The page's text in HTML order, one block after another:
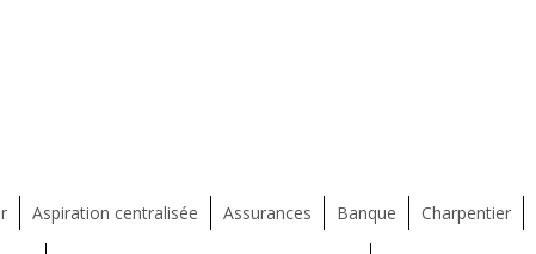
Aspiration centralisée Assurances Banque Charpentier